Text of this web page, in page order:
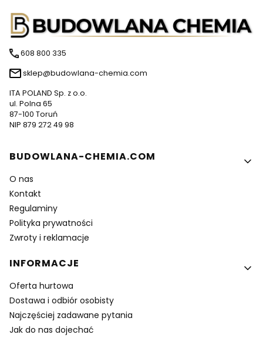
608 800 335
sklep@budowlana-chemia.com
ITA POLAND Sp. z o.o.
ul. Polna 65
87-100 Toruń
NIP 879 272 49 98
Linki w stopce
BUDOWLANA-CHEMIA.COM
O nas
Kontakt
Regulaminy
Polityka prywatności
Zwroty i reklamacje
INFORMACJE
Oferta hurtowa
Dostawa i odbiór osobisty
Najczęściej zadawane pytania
Jak do nas dojechać